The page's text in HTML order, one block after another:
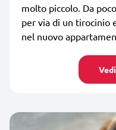
molto piccolo. Da
per via di un tirocinio
nel nuovo